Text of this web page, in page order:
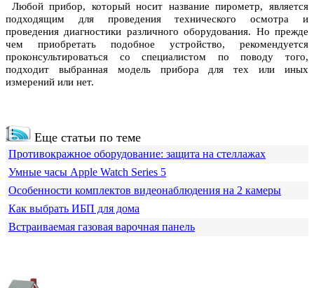
Любой прибор, который носит название пирометр, является
подходящим для проведения технического осмотра и
проведения диагностики различного оборудования. Но прежде
чем приобретать подобное устройство, рекомендуется
проконсультироваться со специалистом по поводу того,
подходит выбранная модель прибора для тех или иных
измерений или нет.
Еще статьи по теме
Противокражное оборудование: защита на стеллажах
Умные часы Apple Watch Series 5
Особенности комплектов видеонаблюдения на 2 камеры
Как выбрать ИБП для дома
Встраиваемая газовая варочная панель